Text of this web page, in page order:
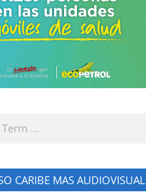
CARIBE MAS AUDIOVISUAL